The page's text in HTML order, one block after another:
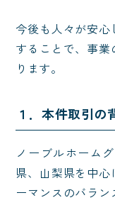
今後も人々が安
することで、事
ります。
１．本件取引の
ノーブルホーム
県、山梨県を中
ーマンスのバラ